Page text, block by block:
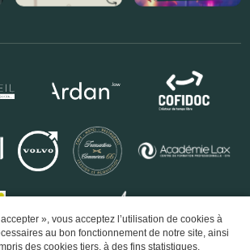
», vous acceptez l’utilisation de cookies à
au bon fonctionnement de notre site, ainsi
des cookies tiers, à des fins statistiques.